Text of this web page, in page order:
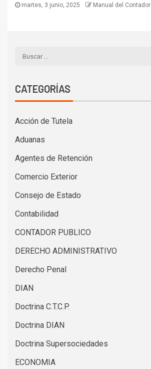
martes, 3 junio, 2025 Manual del Contador
CATEGORÍAS
Acción de Tutela
Aduanas
Agentes de Retención
Comercio Exterior
Consejo de Estado
Contabilidad
CONTADOR PUBLICO
DERECHO ADMINISTRATIVO
Derecho Penal
DIAN
Doctrina C.T.C.P.
Doctrina DIAN
Doctrina Supersociedades
ECONOMIA